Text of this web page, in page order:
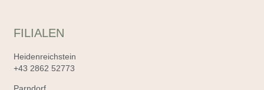
FILIALEN
Heidenreichstein
+43 2862 52773